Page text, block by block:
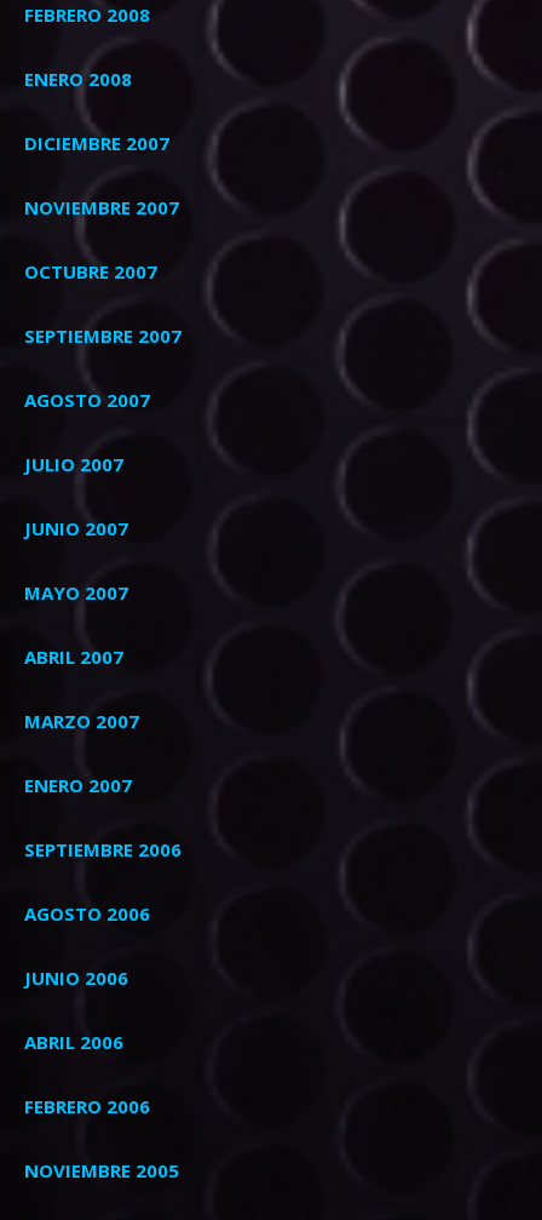
FEBRERO 2008
ENERO 2008
DICIEMBRE 2007
NOVIEMBRE 2007
OCTUBRE 2007
SEPTIEMBRE 2007
AGOSTO 2007
JULIO 2007
JUNIO 2007
MAYO 2007
ABRIL 2007
MARZO 2007
ENERO 2007
SEPTIEMBRE 2006
AGOSTO 2006
JUNIO 2006
ABRIL 2006
FEBRERO 2006
NOVIEMBRE 2005